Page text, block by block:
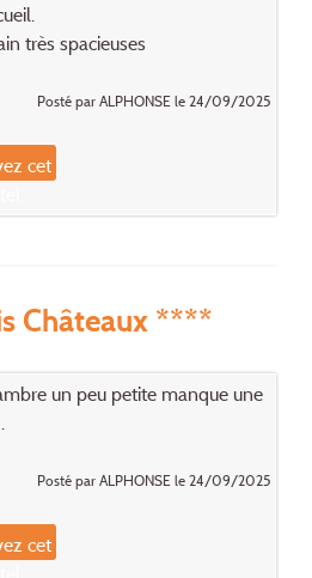
très spacieuses
Posté par ALPHONSE le 24/09/2025
cet
Châteaux ****
un peu petite manque une
Posté par ALPHONSE le 24/09/2025
cet